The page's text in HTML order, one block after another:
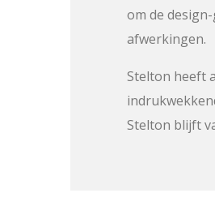
om de
afwerkingen.
Stelton heeft
Stelton blijft